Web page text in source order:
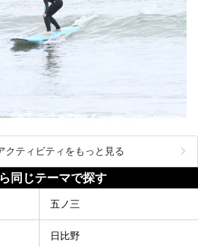
クティビティをもっと見る
同じテーマで探す
五ノ三
日比野